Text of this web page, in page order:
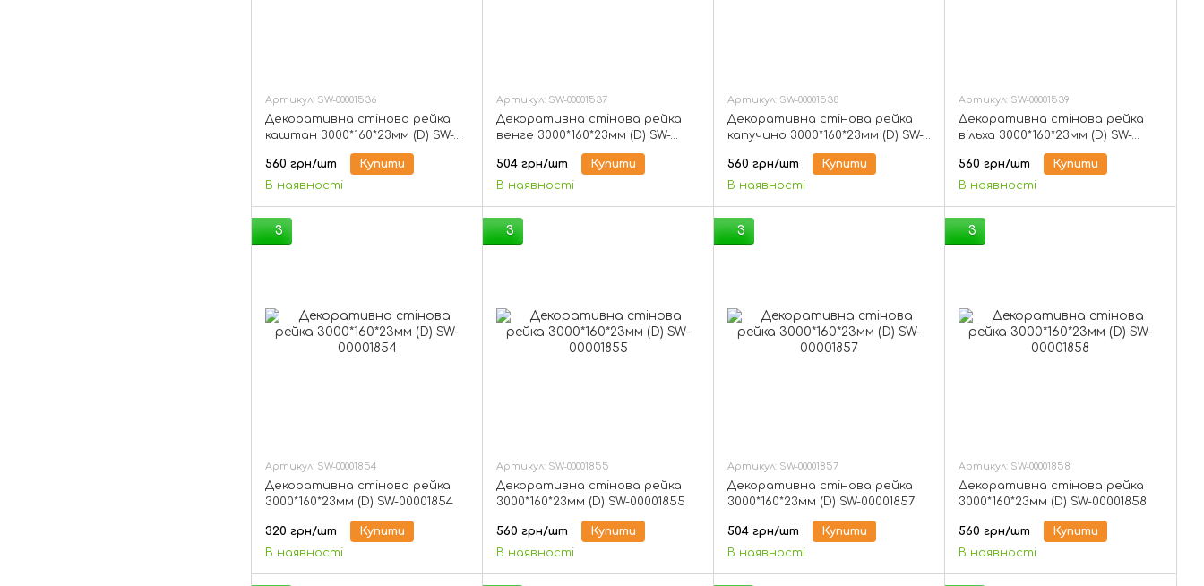
Артикул: SW-00001536
Декоративна стінова рейка
каштан 3000*160*23мм (D) SW-
560 грн/шт
Купити
В наявності
Артикул: SW-00001537
Декоративна стінова рейка
венге 3000*160*23мм (D) SW-
504 грн/шт
Купити
В наявності
Артикул: SW-00001538
Декоративна стінова рейка
капучино 3000*160*23мм (D) SW-
560 грн/шт
Купити
В наявності
Артикул: SW-00001539
Декоративна стінова рейка
вільха 3000*160*23мм (D) SW-
560 грн/шт
Купити
В наявності
3
Артикул: SW-00001854
Декоративна стінова рейка
3000*160*23мм (D) SW-00001854
320 грн/шт
Купити
В наявності
3
Артикул: SW-00001855
Декоративна стінова рейка
3000*160*23мм (D) SW-00001855
560 грн/шт
Купити
В наявності
3
Артикул: SW-00001857
Декоративна стінова рейка
3000*160*23мм (D) SW-00001857
504 грн/шт
Купити
В наявності
3
Артикул: SW-00001858
Декоративна стінова рейка
3000*160*23мм (D) SW-00001858
560 грн/шт
Купити
В наявності